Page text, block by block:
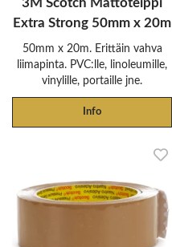
3M Scotch Mattoteippi
Extra Strong 50mm x 20m
50mm x 20m. Erittäin vahva
liimapinta. PVC:lle, linoleumille,
vinylille, portaille jne.
Info